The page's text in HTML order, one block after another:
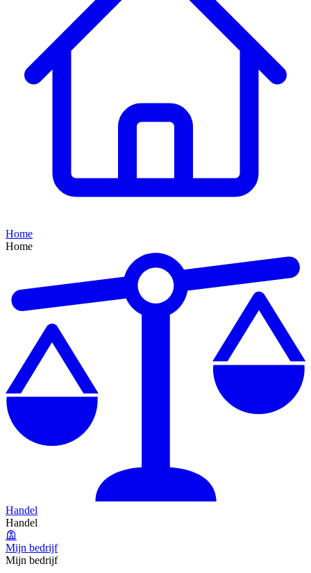
Home
Home
Handel
Handel
Mijn bedrijf
Mijn bedrijf